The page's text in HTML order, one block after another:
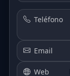
Teléfono
Email
Web